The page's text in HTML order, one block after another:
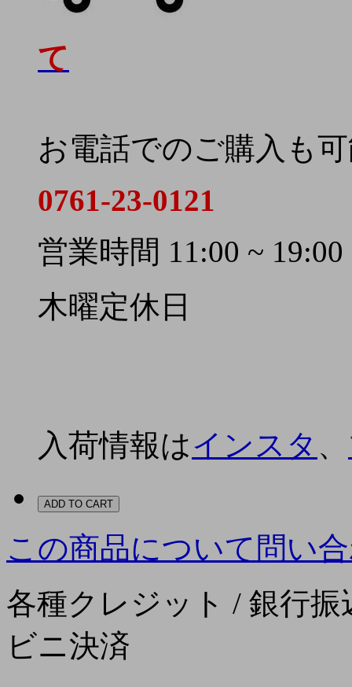
て
お電話でのご購入も
0761-23-0121
営業時間 11:00 ~ 19:00
木曜定休日
入荷情報はインスタ 、
ADD TO CART
この商品について問い
各種クレジット / 銀行
ビニ決済